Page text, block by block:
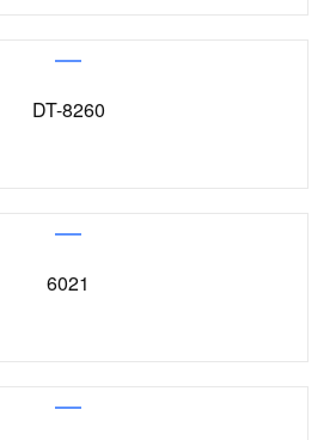
DT-8260
6021